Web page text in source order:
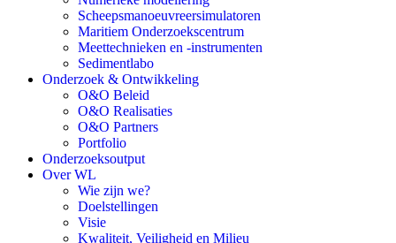
Scheepsmanoeuvreersimulatoren
Maritiem Onderzoekscentrum
Meettechnieken en -instrumenten
Sedimentlabo
Onderzoek & Ontwikkeling
O&O Beleid
O&O Realisaties
O&O Partners
Portfolio
Onderzoeksoutput
Over WL
Wie zijn we?
Doelstellingen
Visie
Kwaliteit, Veiligheid en Milieu